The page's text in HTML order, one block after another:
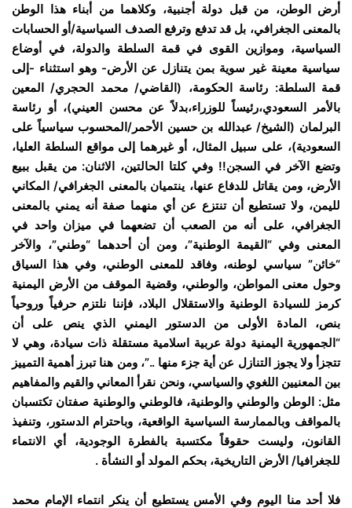
أرض الوطن، من قبل دولة أجنبية، وكلاهما من أبناء هذا الوطن
بالمعنى الجغرافي، بل قد تدفع وترفع الصدف السياسية/أو الحسابات
السياسية، وموازين القوى في قمة السلطة والدولة، في أوضاع
سياسية معينة غير سوية بمن يتنازل عن الأرض- وهو استثناء -إلى
قمة السلطة: رئاسة الحكومة، (القاضي/ محمد الحجري/ المعين
بالأمر السعودي،رئيساً للوزراء،بدلاً عن محسن العيني)، أو رئاسة
البرلمان (الشيخ/ عبدالله بن حسين الأحمر/المحسوب سياسياً على
السعودية)، على سبيل المثال، أو غيرهما إلى مواقع السلطة العليا،
وتضع الآخر في السجن!! وفي كلتا الحالتين، الاثنان: من يقبل ببيع
الأرض، ومن يقاتل للدفاع عنها، ينتميان بالمعنى الجغرافي/ المكاني
لليمن، ولا تستطيع أن تنتزع عن أي منهما صفة أنه يمني بالمعنى
الجغرافي، على أنه من الصعب أن تضعهما في ميزان واحد في
المعنى وفي “القيمة الوطنية”، ومن أن أحدهما “وطني”، والآخر
“خائن” سياسي لوطنه، وفاقد للمعنى الوطني، وفي هذا السياق
وحول معنى المواطن، والوطني، وقضية الموقف من الأرض اليمنية
كرمز للسيادة الوطنية والاستقلال البلاد، فإننا نلتزم حرفياً وروحياً
بنص، المادة الأولى من الدستور اليمني الذي ينص على أن
“الجمهورية اليمنية دولة عربية اسلامية مستقلة ذات سيادة، وهي لا
تتجزأ ولا يجوز التنازل عن أية جزء منها ..”، ومن هنا تبرز أهمية التمييز
بين المعنيين اللغوي والسياسي، ونحن نقرأ المعاني والقيم والمفاهيم
مثل: الوطن والوطني والوطنية، فالوطني والوطنية صفتان تكتسبان
بالمواقف وبالممارسة السياسية الواقعية، وباحترام الدستور، وتنفيذ
القانون، وليست حقوقاً مكتسبة بالفطرة الوجودية، أي الانتماء
للجغرافيا/ الأرض التاريخية، بحكم المولد أو النشأة .
فلا أحد منا اليوم وفي الأمس يستطيع أن ينكر انتماء الإمام محمد